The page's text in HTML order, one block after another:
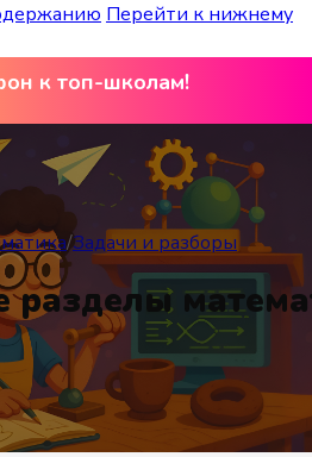
Перейти к нижнему
к топ-школам!
/Задачи и разборы